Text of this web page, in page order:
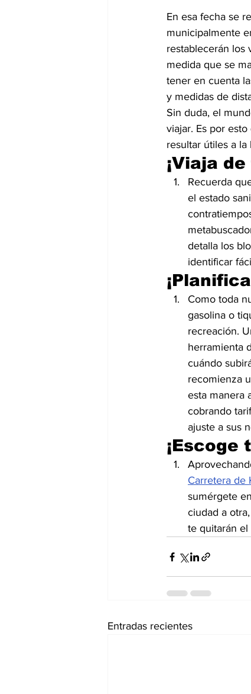
Dispositivos Eventos
Sostenibilidad salud
En esa fecha se
municipalmente
restablecerán los
medida que se
tener en cuenta
y medidas de
Sin duda, el
viajar. Es por
resultar útiles a
¡Viaja
Recuerda
el estado
detalla los
identificar
Como toda
gasolina o
recreación.
herramienta
cuándo
recomienza
esta manera
cobrando
ajuste a sus
¡Escoge
Carretera de
sumérgete
ciudad a
te quitarán el
Entradas recientes